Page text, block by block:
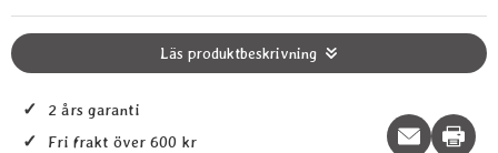
Läs produktbeskrivning
✓ 2 års garanti
✓ Fri frakt över 600 kr Print